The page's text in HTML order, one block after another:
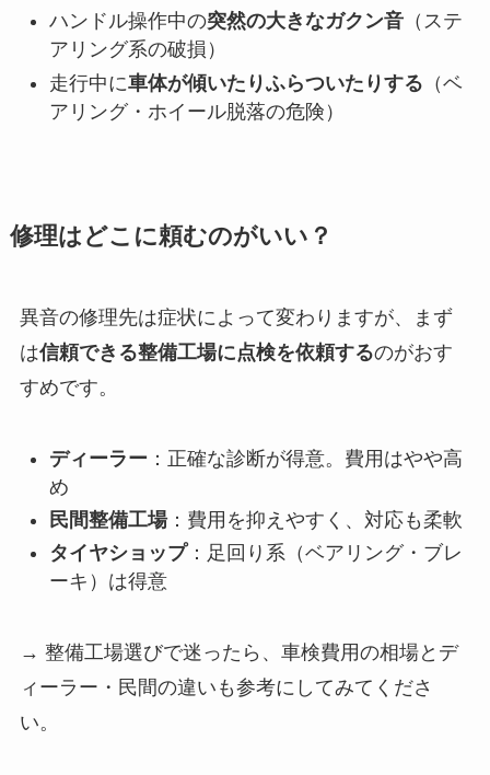
ハンドル操作中の突然の大きなガクン音（ステ
アリング系の破損）
走行中に車体が傾いたりふらついたりする （ベ
アリング・ホイール脱落の危険）
修理はどこに頼むのがいい？
異音の修理先は症状によって変わりますが、まず
は信頼できる整備工場に点検を依頼するのがおす
すめです。
ディーラー ：正確な診断が得意。費用はやや高
め
民間整備工場：費用を抑えやすく、対応も柔軟
タイヤショップ：足回り系（ベアリング・ブレ
ーキ）は得意
→ 整備工場選びで迷ったら、車検費用の相場とデ
ィーラー・民間の違いも参考にしてみてくださ
い。